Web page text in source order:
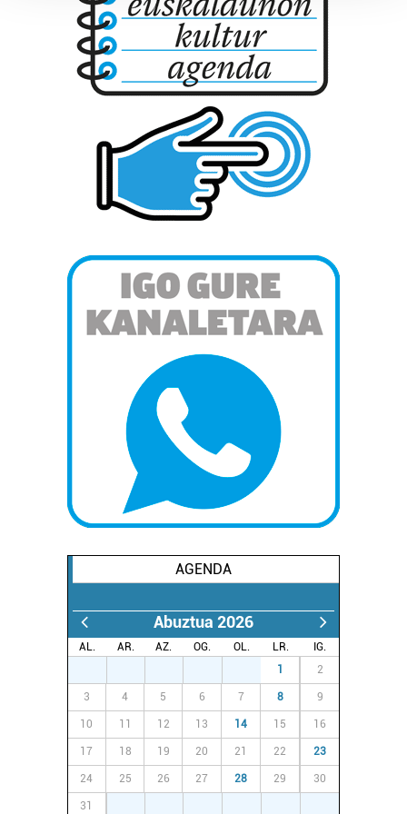
Guk eta gure bazkideek zure datu pertsonalak
prozesatzen ditugu, zure IP zenbakia, besteak beste,
teknologia erabiliz, cookieak adibidez, iragarki eta eduki
pertsonalizatuak eskaintzeko, iragarkiak eta edukia
neurtzeko, jendeari buruzko informazioa biltzeko eta
produktuak garatzeko. Zure datuak nork eta zertarako
erabiltzen dituen hauta dezakezu.
Bazkide batzuek ez dizute baimenik eskatzen, eta beren
interes komertzial legitimoetan babesten dira. Ikusi gure
bazkideen zerrenda, beren ustez zein helburutarako
dezakezun ikusteko.
Lortu zure datu pertsonalak prozesatzeko moduari
buruzko informazio gehiago eta ezarri zure lehentasunak
datuen atalean. Edozein unetan alda edo ken dezakezu
zure baimena Cookieen adierazpenean.
Webgune honek cookie propioak eta hirugarrenen cookie-
fitxategiak erabiltzen ditu. Zure esperientzia eta
zerbitzuak hobetzeko asmoz, cookie teknologiaz
baliatzen gara. Ohar hau onartuz gero, teknologia hori
erabiltzeko baimen esplizitua ematen diguzu.
Gehiago
AGENDA
Abuztua 2026
AL. AR. AZ. OG. OL. LR.
IG.
1 2
3 4 5 6 7 8 9
10 11 12 13 14 15 16
17 18 19 20 21 22 23
24 25 26 27 28 29 30
31